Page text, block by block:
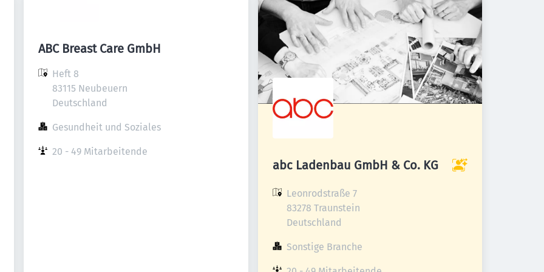
ABC Breast Care GmbH
Heft 8
83115 Neubeuern
Deutschland
Gesundheit und Soziales
20 - 49 Mitarbeitende
abc Ladenbau GmbH & Co. KG
Leonrodstraße 7
83278 Traunstein
Deutschland
Sonstige Branche